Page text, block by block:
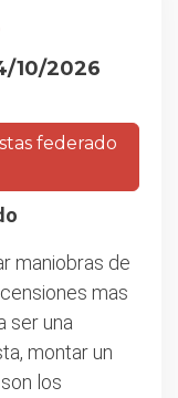
10/2026
federado
maniobras de
mas
ser una
montar un
los